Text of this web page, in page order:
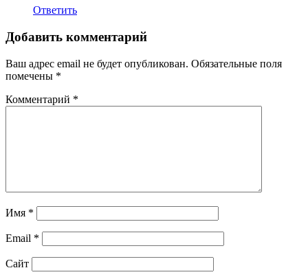
Ответить
Добавить комментарий
Ваш адрес email не будет опубликован. Обязательные поля
помечены *
Комментарий *
Имя *
Email *
Сайт